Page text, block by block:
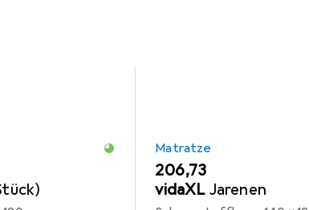
Matratze
EUR
206,73
vidaXL Jarenen